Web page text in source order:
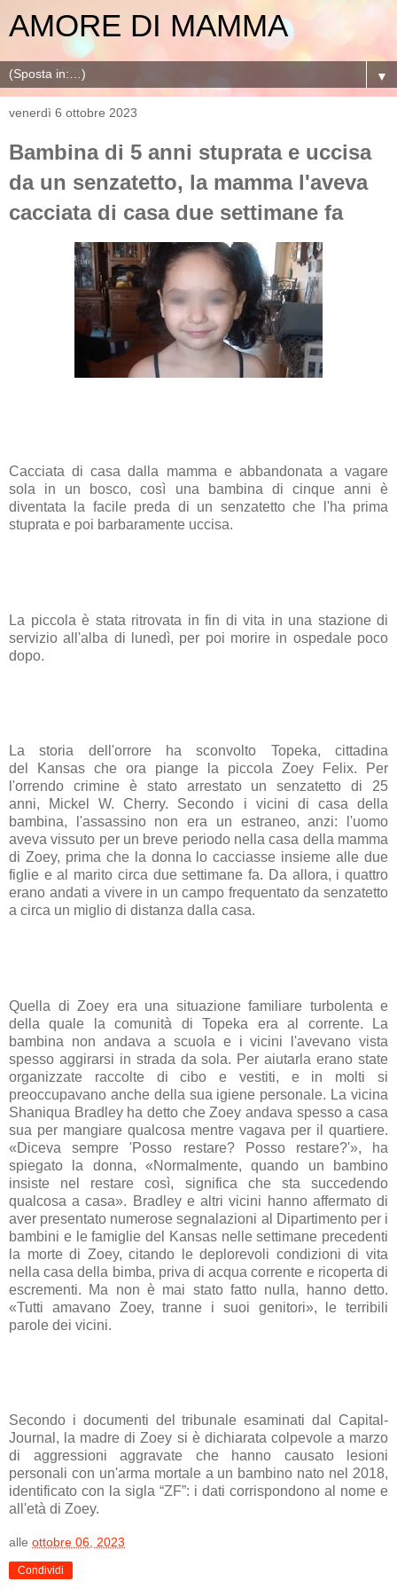
AMORE DI MAMMA
▼
venerdì 6 ottobre 2023
Bambina di 5 anni stuprata e uccisa
da un senzatetto, la mamma l'aveva
cacciata di casa due settimane fa
Cacciata di casa dalla mamma e abbandonata a vagare
sola in un bosco, così una
bambina di cinque anni è
diventata la facile preda di un senzatettoche l'ha prima
stuprata e poi barbaramente uccisa.
La piccola è stata ritrovata in fin di vita in una stazione di
servizio all'alba di lunedì, per poi morire in ospedale poco
dopo.
La storia dell'orrore ha sconvolto Topeka, cittadina
del
Kansas che ora piange la piccola Zoey Felix. Per
l'orrendo crimine è stato arrestato un senzatetto di 25
anni, Mickel W. Cherry. Secondo i vicini di casa della
bambina, l'assassino non era un estraneo, anzi: l'uomo
aveva vissuto per un breve periodo nella casa della mamma
di Zoey, prima che la donna lo cacciasse insieme alle due
figlie e al marito circa due settimane fa. Da allora, i quattro
erano andati a vivere in un campo frequentato da senzatetto
a circa un miglio di distanza dalla casa.
Quella di Zoey era una situazione familiare turbolenta e
della quale la comunità di Topeka era al corrente. La
bambina non andava a scuola e i vicini l'avevano vista
spesso aggirarsi in strada da sola. Per aiutarla erano state
organizzate raccolte di cibo e vestiti, e in molti si
preoccupavano anche della sua igiene personale. La vicina
Shaniqua Bradley ha detto che Zoey andava spesso a casa
sua per mangiare qualcosa mentre vagava per il quartiere.
«Diceva sempre 'Posso restare? Posso restare?'», ha
spiegato la donna, «Normalmente, quando un bambino
insiste nel restare così, significa che sta succedendo
qualcosa a casa». Bradley e altri vicini hanno affermato di
aver presentato numerose segnalazioni al Dipartimento per i
bambini e le famiglie del Kansas nelle settimane precedenti
la morte di Zoey, citando le deplorevoli condizioni di vita
nella casa della bimba, priva di acqua corrente e ricoperta di
escrementi. Ma non è mai stato fatto nulla, hanno detto.
«Tutti amavano Zoey, tranne i suoi genitori», le terribili
parole dei vicini.
Secondo i documenti del tribunale esaminati dal Capital-
Journal, la madre di Zoey si è dichiarata colpevole a marzo
di aggressioni aggravate che hanno causato lesioni
personali con un'arma mortale a un bambino nato nel 2018,
identificato con la sigla “ZF”: i dati corrispondono al nome e
all'età di Zoey.
alle ottobre 06, 2023
Condividi